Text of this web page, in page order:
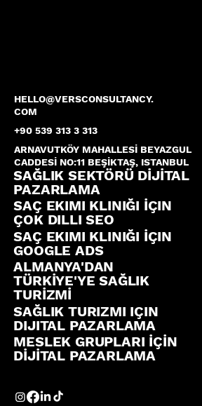
HELLO@VERSCONSULTANCY.
COM
+90 539 313 3 313
ARNAVUTKÖY MAHALLESİ BEYAZGUL
CADDESİ NO:11 BEŞİKTAŞ, ISTANBUL
SAĞLIK SEKTÖRÜ DİJİTAL
PAZARLAMA
SAÇ EKIMI KLINIĞI İÇIN
ÇOK DILLI SEO
SAÇ EKIMI KLINIĞI İÇIN
GOOGLE ADS
ALMANYA'DAN
TÜRKİYE'YE SAĞLIK
TURİZMİ
SAĞLIK TURIZMI IÇIN
DIJITAL PAZARLAMA
MESLEK GRUPLARI İÇİN
DİJİTAL PAZARLAMA